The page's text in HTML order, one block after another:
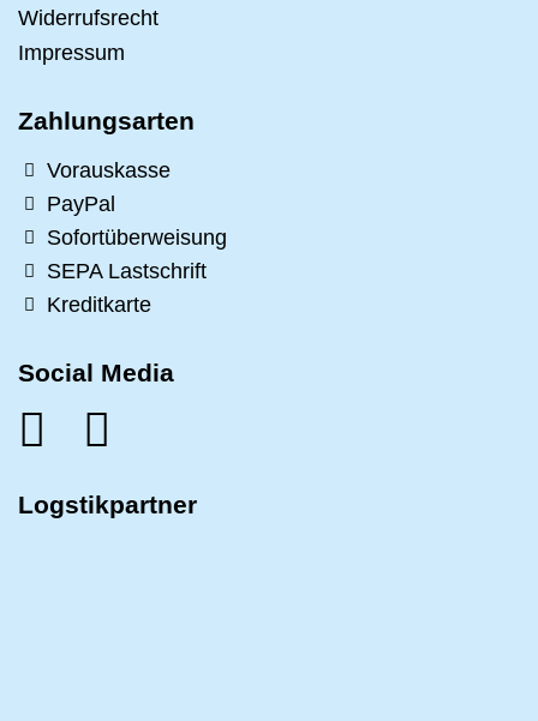
Widerrufsrecht
Impressum
Zahlungsarten
Vorauskasse
PayPal
Sofortüberweisung
SEPA Lastschrift
Kreditkarte
Social Media
Logstikpartner